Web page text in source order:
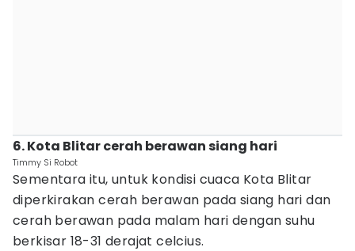
6. Kota Blitar cerah berawan siang hari
Timmy Si Robot
Sementara itu, untuk kondisi cuaca Kota Blitar
diperkirakan cerah berawan pada siang hari dan
cerah berawan pada malam hari dengan suhu
berkisar 18-31 derajat celcius.